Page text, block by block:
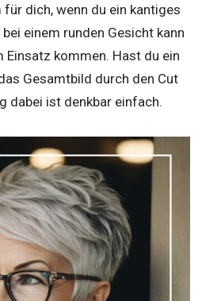
dich, wenn du ein kantiges
einem runden Gesicht kann
Einsatz kommen. Hast du ein
Gesamtbild durch den Cut
dabei ist denkbar einfach.